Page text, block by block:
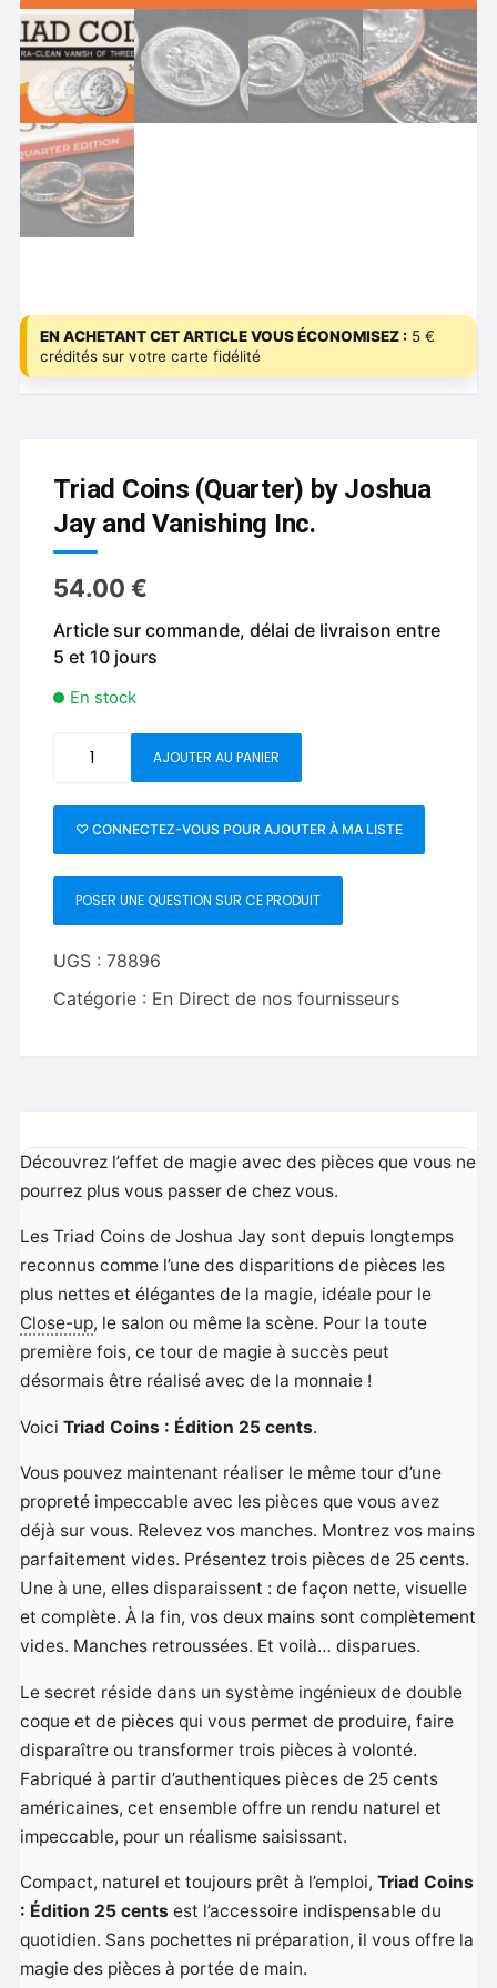
EN ACHETANT CET ARTICLE VOUS ÉCONOMISEZ : 5 €
crédités sur votre carte fidélité
Triad Coins (Quarter) by Joshua
Jay and Vanishing Inc.
54.00€
Article sur commande, délai de livraison entre
5 et 10 jours
En stock
Coins
(Quarter)
by
Joshua
Jay
and
Inc.
AJOUTER AU PANIER
♡ CONNECTEZ-VOUS POUR AJOUTER À MA LISTE
POSER UNE QUESTION SUR CE PRODUIT
UGS :78896
Catégorie : En Direct de nos fournisseurs
Découvrez l’effet de magie avec des pièces que vous ne
pourrez plus vous passer de chez vous.
Les Triad Coins de Joshua Jay sont depuis longtemps
reconnus comme l’une des disparitions de pièces les
plus nettes et élégantes de la magie, idéale pour le
Close-up, le salon ou même la scène. Pour la toute
première fois, ce tour de magie à succès peut
désormais être réalisé avec de la monnaie !
VoiciTriad Coins : Édition 25 cents.
Vous pouvez maintenant réaliser le même tour d’une
propreté impeccable avec les pièces que vous avez
déjà sur vous. Relevez vos manches. Montrez vos mains
parfaitement vides. Présentez trois pièces de 25 cents.
Une à une, elles disparaissent : de façon nette, visuelle
et complète. À la fin, vos deux mains sont complètement
vides. Manches retroussées. Et voilà… disparues.
Le secret réside dans un système ingénieux de double
coque et de pièces qui vous permet de produire, faire
disparaître ou transformer trois pièces à volonté.
Fabriqué à partir d’authentiques pièces de 25 cents
américaines, cet ensemble offre un rendu naturel et
impeccable, pour un réalisme saisissant.
Compact, naturel et toujours prêt à l’emploi,Triad Coins
: Édition 25 cents est l’accessoire indispensable du
quotidien. Sans pochettes ni préparation, il vous offre la
magie des pièces à portée de main.